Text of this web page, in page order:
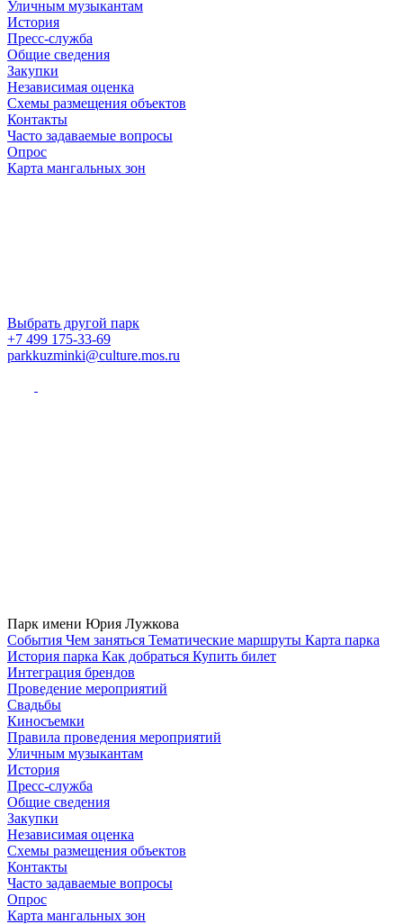
Уличным музыкантам
История
Пресс-служба
Общие сведения
Закупки
Независимая оценка
Схемы размещения объектов
Контакты
Часто задаваемые вопросы
Опрос
Карта мангальных зон
Выбрать другой парк
+7 499 175-33-69
parkkuzminki@culture.mos.ru
Парк имени Юрия Лужкова
Cобытия Чем заняться Тематические маршруты Карта парка
История парка Как добраться Купить билет
Интеграция брендов
Проведение мероприятий
Свадьбы
Киносъемки
Правила проведения мероприятий
Уличным музыкантам
История
Пресс-служба
Общие сведения
Закупки
Независимая оценка
Схемы размещения объектов
Контакты
Часто задаваемые вопросы
Опрос
Карта мангальных зон